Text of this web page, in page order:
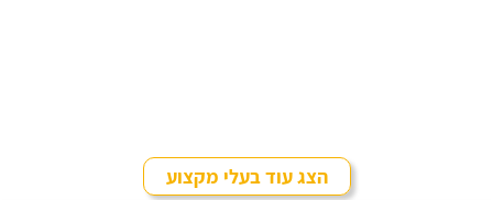
הצג עוד בעלי מקצוע